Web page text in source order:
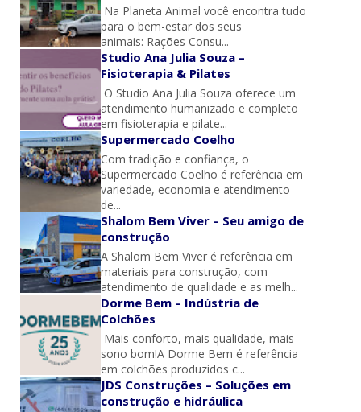
Na Planeta Animal você encontra tudo
para o bem-estar dos seus
animais: Rações Consu...
Studio Ana Julia Souza –
Fisioterapia & Pilates
O Studio Ana Julia Souza oferece um
atendimento humanizado e completo
em fisioterapia e pilate...
Supermercado Coelho
Com tradição e confiança, o
Supermercado Coelho é referência em
variedade, economia e atendimento
de...
Shalom Bem Viver – Seu amigo de
construção
A Shalom Bem Viver é referência em
materiais para construção, com
atendimento de qualidade e as melh...
Dorme Bem – Indústria de
Colchões
Mais conforto, mais qualidade, mais
sono bom!A Dorme Bem é referência
em colchões produzidos c...
JDS Construções – Soluções em
construção e hidráulica